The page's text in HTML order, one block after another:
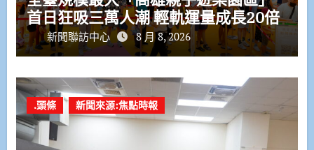
首日狂吸三萬人潮 輕軌運量成長20倍
新聞聯訪中心 8 月 8, 2026
.頭條 新聞來源:焦點時報